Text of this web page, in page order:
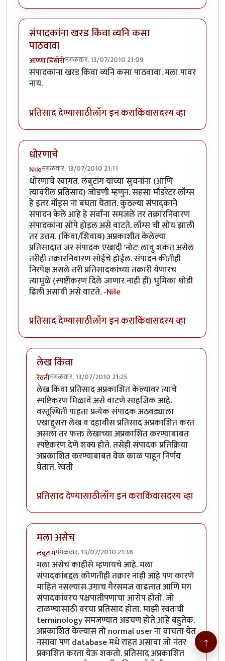
संपादकांना खरड किंवा व्यनि कसा
पाठवावा
आण्णा चिंबोरीमंगळवार, 13/07/2010 21:09
संपादकांना खरड किंवा व्यनि कसा पाठवावा. मला पावर
नाय.
प्रतिसाद देण्यासाठीलॉग इन कराकिंवासदस्य व्हा
धोरणाचे
Nileमंगळवार, 13/07/2010 21:11
धोरणाचे स्वागत. लंबुटांग यांच्या सुचनांना (आणि
त्यावरील प्रतिसाद) जोडणी म्हणुन. सहसा मॉडरेटर लॉग्स
हे इतर मॉड्स ना बघता येतात. कुठल्या संपाद्काने
संपादन केले आहे हे सर्वांना समजले तर तक्रारनिवारण
संपादकांना सोपे होइल असे वाटते. लॉग्स ची सोय झाली
तर उत्तम. (किंवा/शिवाय) अप्रकाशीत केलेल्या
प्रतिसादात जर संपादक एखादी 'नोट' लावु शकत असेल
तरीही तक्रारनिवारण सोईचे होईल. संपादन कीतीही
निरपेक्ष असले तरी प्रतिसादकांच्या तक्रारी येणारच
त्यामुळे (स्पष्टीकरण दिले जाणार नाही ही) भुमिका थोडी
ढिली असावी असे वाटते. -Nile
प्रतिसाद देण्यासाठीलॉग इन कराकिंवासदस्य व्हा
लेख किंवा
रेवतीमंगळवार, 13/07/2010 21:25
In reply toधोरणाचेbyNile
लेख किंवा प्रतिसाद अप्रकाशित केल्यावर त्याचे
स्पष्टिकरण मिळावे असे वाटणे साहजिक आहे.
वस्तूस्थिती पाहता प्रत्येक संपादक अठवड्याला
एखाद्दुसरा लेख व दहावीस प्रतिसाद अप्रकाशित करत
असला तर फक्त लेखाच्या अप्रकाशित करण्याबाबत
स्पष्टेकरण देणे शक्य होते. तसेही संपादक प्रतिक्रिया
अप्रकाशित करण्याबाबत वेळ काळ पाहून निर्णय
घेतात. रेवती
प्रतिसाद देण्यासाठीलॉग इन कराकिंवासदस्य व्हा
मला असेच
लंबूटांगमंगळवार, 13/07/2010 21:38
In reply toधोरणाचेbyNile
मला असेच काहीसे म्हणायचे आहे. मला
संपादकांबद्दल कोणतीही तक्रार नाही आहे पण कारणे
माहित नसल्यास उगाच गैरसमज वाढतात आणि मग
संपादकांवरच पक्षपातीपणाचा आरोप होतो. जो
टाळण्यासाठी वरचा प्रतिसाद होता. माझी स्वतःची
terminology समजण्यात अडचण होते आहे बहुतेक.
अप्रकाशित केल्यास तो normal user ना वाचता येत
नसावा पण database मधे राहत असावा जो नंतर
प्रकाशित करता येऊ शकतो. प्रतिसाद अप्रकाशित
↑